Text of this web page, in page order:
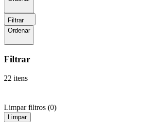
Filtrar
Ordenar
Filtrar
22 itens
Limpar filtros (0)
Limpar